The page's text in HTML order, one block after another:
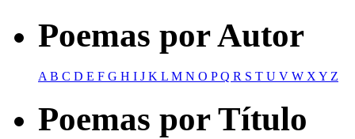
Poemas por Autor
AB C D E F G H I J K L M N O PQ R S T U V W XY Z
Poemas por Título